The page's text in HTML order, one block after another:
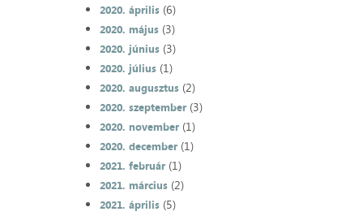
2020. április(6)
2020. május(3)
2020. június(3)
2020. július(1)
2020. augusztus(2)
2020. szeptember(3)
2020. november(1)
2020. december(1)
2021. február(1)
2021. március(2)
2021. április(5)